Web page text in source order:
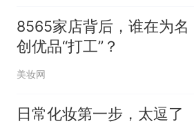
8565家店背后，谁在为名
创优品“打工”？
美妆网
日常化妆第一步，太逗了